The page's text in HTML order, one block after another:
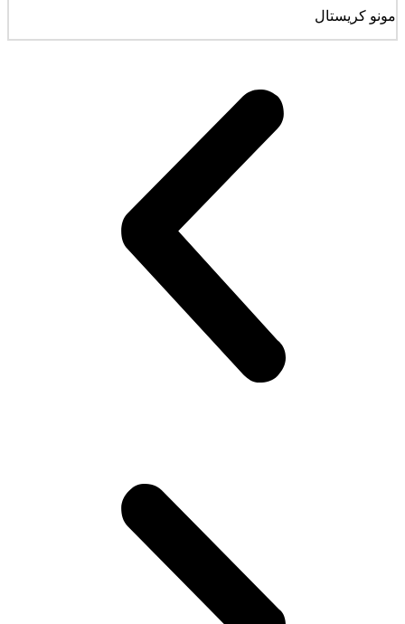
مونو کریستال